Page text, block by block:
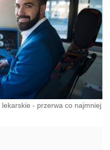
- przerwa co najmniej